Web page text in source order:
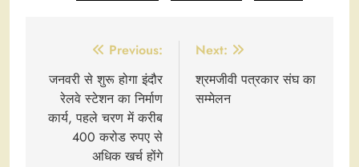
navigation
Previous:
जनवरी से शुरू होगा इंदौर
रेलवे स्टेशन का निर्माण
कार्य, पहले चरण में करीब
400 करोड रुपए से
अधिक खर्च होंगे
Next:
श्रमजीवी पत्रकार संघ का
सम्मेलन